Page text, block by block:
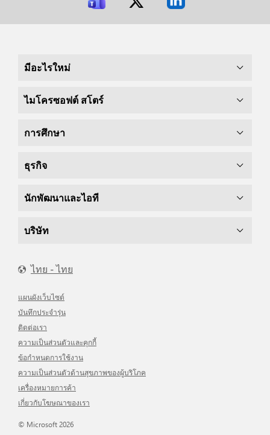
มีอะไรใหม่
ไมโครซอฟต์ สโตร์
การศึกษา
ธุรกิจ
นักพัฒนาและไอที
บริษัท
ไทย - ไทย
แผนผังเว็บไซต์
บันทึกประจำรุ่น
ติดต่อเรา
ความเป็นส่วนตัวและคุกกี้
ข้อกำหนดการใช้งาน
ความเป็นส่วนตัวด้านสุขภาพของผู้บริโภค
เครื่องหมายการค้า
เกี่ยวกับโฆษณาของเรา
© Microsoft 2026